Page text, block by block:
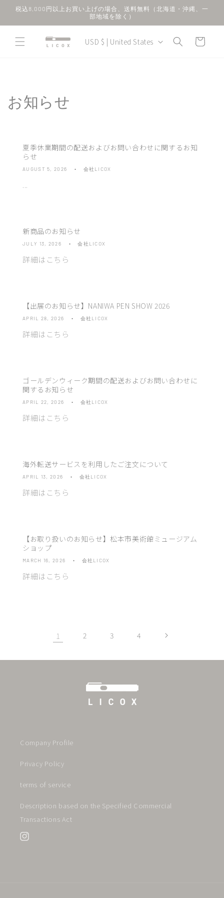
Skip to
税込8,000円以上お買い上げの場合、送料無料（北海道・沖縄、一
部地域を除く）
r
g
USD $ | United States Cart
お知らせ
夏季休業期間の配送およびお問い合わせに関するお知
らせ
AUGUST 5, 2026 会社LICOX
...
新商品のお知らせ
JULY 13, 2026 会社LICOX
詳細はこちら
【出展のお知らせ】NANIWA PEN SHOW 2026
APRIL 28, 2026 会社LICOX
詳細はこちら
ゴールデンウィーク期間の配送およびお問い合わせに
関するお知らせ
APRIL 22, 2026 会社LICOX
詳細はこちら
海外転送サービスを利用したご注文について
APRIL 13, 2026 会社LICOX
詳細はこちら
【お取り扱いのお知らせ】松本市美術館ミュージアム
ショップ
MARCH 16, 2026 会社LICOX
詳細はこちら
1 2 3 4
Company Profile
Privacy Policy
terms of service
Description based on the Specified Commercial
Transactions Act
Instagram